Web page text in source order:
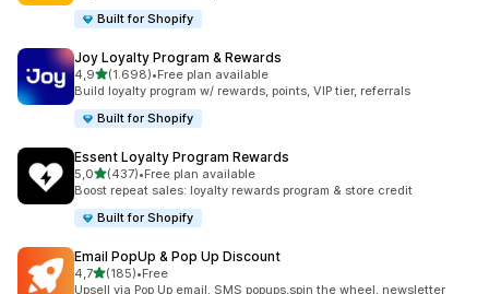
Built for Shopify
Joy Loyalty Program & Rewards
4,95 yıldız üzerinden
(1.698)
toplam 1698 değerlendirme
•Free plan available
Build loyalty program w/ rewards, points, VIP tier, referrals
Built for Shopify
Essent Loyalty Program Rewards
5,05 yıldız üzerinden
(437)
toplam 437 değerlendirme
•Free plan available
Boost repeat sales: loyalty rewards program & store credit
Built for Shopify
Email PopUp & Pop Up Discount
4,75 yıldız üzerinden
(185)
toplam 185 değerlendirme
•Free
Upsell via Pop Up email, SMS popups,spin the wheel, newsletter